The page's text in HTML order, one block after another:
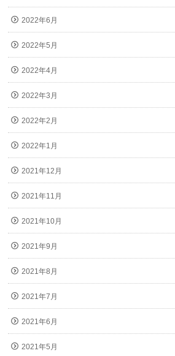
2022年6月
2022年5月
2022年4月
2022年3月
2022年2月
2022年1月
2021年12月
2021年11月
2021年10月
2021年9月
2021年8月
2021年7月
2021年6月
2021年5月